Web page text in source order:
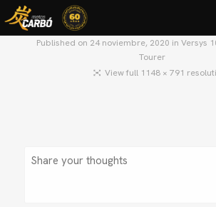
CONTACTO
Published on 24 noviembre, 2020 in Versys
Tourer
View full 1148 × 791